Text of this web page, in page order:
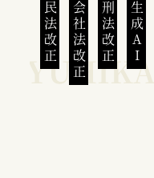
民法改正 会社法改正 刑法改正 生成AI